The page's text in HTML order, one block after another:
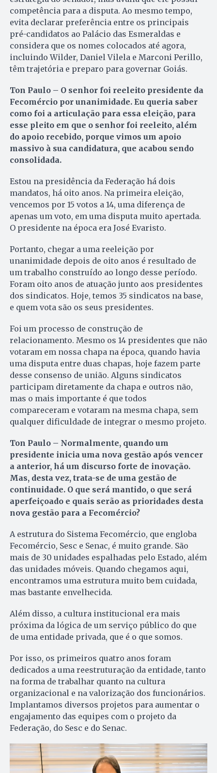
competência para a disputa. Ao mesmo tempo,
evita declarar preferência entre os principais
pré-candidatos ao Palácio das Esmeraldas e
considera que os nomes colocados até agora,
incluindo Wilder, Daniel Vilela e Marconi Perillo,
têm trajetória e preparo para governar Goiás.
Ton Paulo – O senhor foi reeleito presidente da
Fecomércio por unanimidade. Eu queria saber
como foi a articulação para essa eleição, para
esse pleito em que o senhor foi reeleito, além
do apoio recebido, porque vimos um apoio
massivo à sua candidatura, que acabou sendo
consolidada.
Estou na presidência da Federação há dois
mandatos, há oito anos. Na primeira eleição,
vencemos por 15 votos a 14, uma diferença de
apenas um voto, em uma disputa muito apertada.
O presidente na época era José Evaristo.
Portanto, chegar a uma reeleição por
unanimidade depois de oito anos é resultado de
um trabalho construído ao longo desse período.
Foram oito anos de atuação junto aos presidentes
dos sindicatos. Hoje, temos 35 sindicatos na base,
e quem vota são os seus presidentes.
Foi um processo de construção de
relacionamento. Mesmo os 14 presidentes que não
votaram em nossa chapa na época, quando havia
uma disputa entre duas chapas, hoje fazem parte
desse consenso de união. Alguns sindicatos
participam diretamente da chapa e outros não,
mas o mais importante é que todos
compareceram e votaram na mesma chapa, sem
qualquer dificuldade de integrar o mesmo projeto.
Ton Paulo – Normalmente, quando um
presidente inicia uma nova gestão após vencer
a anterior, há um discurso forte de inovação.
Mas, desta vez, trata-se de uma gestão de
continuidade. O que será mantido, o que será
aperfeiçoado e quais serão as prioridades desta
nova gestão para a Fecomércio?
A estrutura do Sistema Fecomércio, que engloba
Fecomércio, Sesc e Senac, é muito grande. São
mais de 30 unidades espalhadas pelo Estado, além
das unidades móveis. Quando chegamos aqui,
encontramos uma estrutura muito bem cuidada,
mas bastante envelhecida.
Além disso, a cultura institucional era mais
próxima da lógica de um serviço público do que
de uma entidade privada, que é o que somos.
Por isso, os primeiros quatro anos foram
dedicados a uma reestruturação da entidade, tanto
na forma de trabalhar quanto na cultura
organizacional e na valorização dos funcionários.
Implantamos diversos projetos para aumentar o
engajamento das equipes com o projeto da
Federação, do Sesc e do Senac.